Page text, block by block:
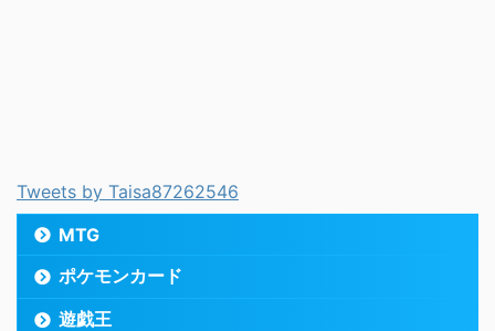
Tweets by Taisa87262546
MTG
ポケモンカード
遊戯王